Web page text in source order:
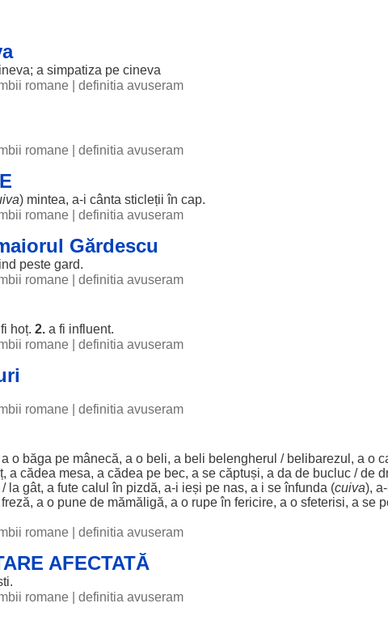
a simpatiza pe cineva
romane
definitia avuseram
romane
definitia avuseram
) mintea, a-i cânta sticleții în cap.
romane
definitia avuseram
Gărdescu
peste gard.
romane
definitia avuseram
hoț. 2. a fi influent.
romane
definitia avuseram
romane
definitia avuseram
a o băga pe mânecă, a o beli, a beli belengherul / belibarezul , a o
, a cădea mesa, a cădea pe bec, a se căptuși, a da de bucluc / de
la gât, a fute calul în pizdă, a-i ieși pe nas, a i seînfunda (cuiva), a-l
a o pune de mămăligă, a o rupe în fericire, a o sfeterisi, a se
romane
definitia avuseram
AFECTATĂ
.
romane
definitia avuseram